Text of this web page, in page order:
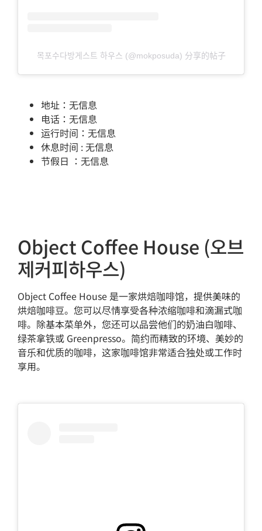
목포수다방게스트 하우스 (@mokposuda) 分享的帖子
地址：无信息
电话：无信息
运行时间：无信息
休息时间 : 无信息
节假日 ：无信息
Object Coffee House (오브
제커피하우스)
Object Coffee House 是一家烘焙咖啡馆，提供美味的
烘焙咖啡豆。您可以尽情享受各种浓缩咖啡和滴漏式咖
啡。除基本菜单外，您还可以品尝他们的奶油白咖啡、
绿茶拿铁或 Greenpresso。简约而精致的环境、美妙的
音乐和优质的咖啡，这家咖啡馆非常适合独处或工作时
享用。